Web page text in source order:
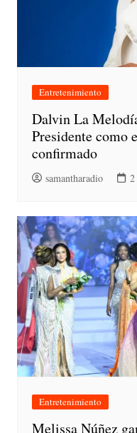
Entretenimiento
Dalvin La
Presidente como
confirmado
samantharadio 2
Entretenimiento
Melissa Núñez